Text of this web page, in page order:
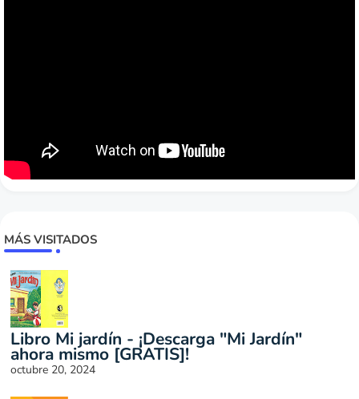
MÁS VISITADOS
Libro Mi jardín - ¡Descarga "Mi Jardín"
ahora mismo [GRATIS]!
octubre 20, 2024